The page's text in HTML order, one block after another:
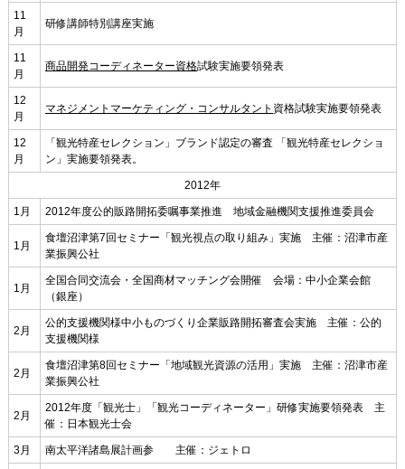
11
月
研修講師特別講座実施
11
月
商品開発コーディネーター資格試験実施要領発表
12
月
マネジメントマーケティング・コンサルタント 資格試験実施要領発表
12
月
「観光特産セレクション」ブランド認定の審査 「観光特産セレクショ
ン」実施要領発表。
2012年
1月 2012年度公的販路開拓委嘱事業推進 地域金融機関支援推進委員会
1月
食壇沼津第7回セミナー「観光視点の取り組み」実施 主催：沼津市産
業振興公社
1月
全国合同交流会・全国商材マッチング会開催 会場：中小企業会館
（銀座）
2月
公的支援機関様中小ものづくり企業販路開拓審査会実施 主催：公的
支援機関様
2月
食壇沼津第8回セミナー「地域観光資源の活用」実施 主催：沼津市産
業振興公社
2月
2012年度「観光士」「観光コーディネーター」研修実施要領発表 主
催：日本観光士会
3月 南太平洋諸島展計画参 主催：ジェトロ